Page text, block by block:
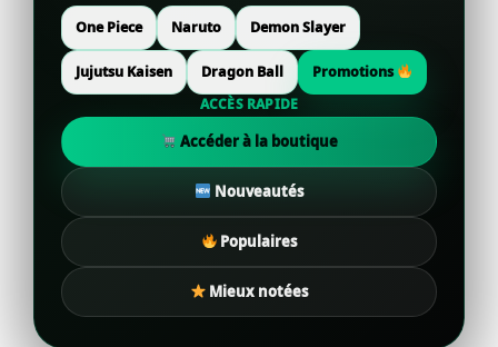
One Piece Naruto Demon Slayer
Jujutsu Kaisen Dragon Ball
Promotions
ACCÈS RAPIDE
Accéder à la boutique
Nouveautés
Populaires
Mieux notées